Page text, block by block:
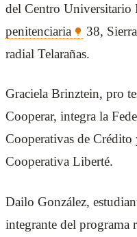
del Centro Universitario
penitenciaria
38,
radial Telarañas.
Graciela Brinztein, pro
Cooperar, integra la
Cooperativas de Crédito
Cooperativa Liberté.
Dailo González,
integrante del programa